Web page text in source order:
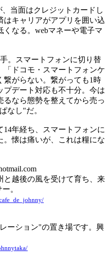
当面はクレジットカードし
キャリアがアプリを囲い込
なる。webマネーや電子マ
。スマートフォンに切り替
「ドコモ・スマートフォンケ
繋がらない。繋がっても1時
プデート対応も不十分。今は
なら態勢を整えてから売っ
なし"だ。
年経ち、スマートフォンに
。懐は痛いが、これは糧にな
と越後の風を受けて育ち、来
。
ーション"の置き場です。興